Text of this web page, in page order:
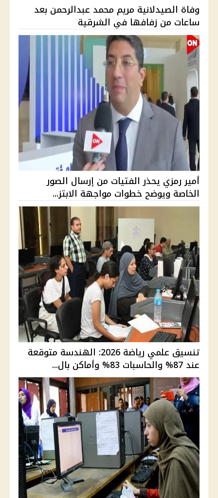
وفاة الصيدلانية مريم محمد عبدالرحمن بعد
ساعات من زفافها في الشرقية
أمير رمزي يحذر الفتيات من إرسال الصور
الخاصة ويوضح خطوات مواجهة الابتز...
تنسيق علمي رياضة 2026: الهندسة متوقعة
عند 87% والحاسبات 83% وأماكن بال...